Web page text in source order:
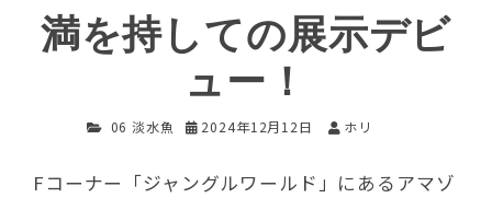
満を持しての展示デビ
ュー！
06 淡水魚 2024年12月12日 ホリ
Fコーナー「ジャングルワールド」にあるアマゾ